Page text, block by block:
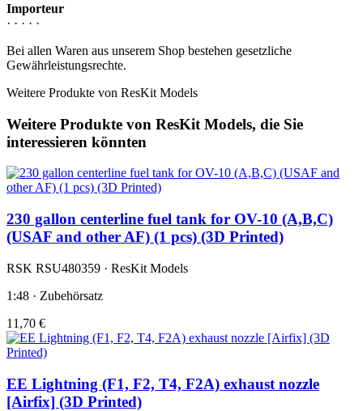
Importeur
· · · · ·
Bei allen Waren aus unserem Shop bestehen gesetzliche
Gewährleistungsrechte.
Weitere Produkte von ResKit Models
Weitere Produkte von ResKit Models, die Sie
interessieren könnten
230 gallon centerline fuel tank for OV-10 (A,B,C)
(USAF and other AF) (1 pcs) (3D Printed)
RSK RSU480359 · ResKit Models
1:48 · Zubehörsatz
11,70 €
EE Lightning (F1, F2, T4, F2A) exhaust nozzle
[Airfix] (3D Printed)